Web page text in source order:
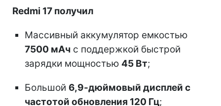
Redmi 17 получил
Массивный аккумулятор емкостью
7500 мАч с поддержкой быстрой
зарядки мощностью 45 Вт;
Большой 6,9-дюймовый дисплей с
частотой обновления 120 Гц;